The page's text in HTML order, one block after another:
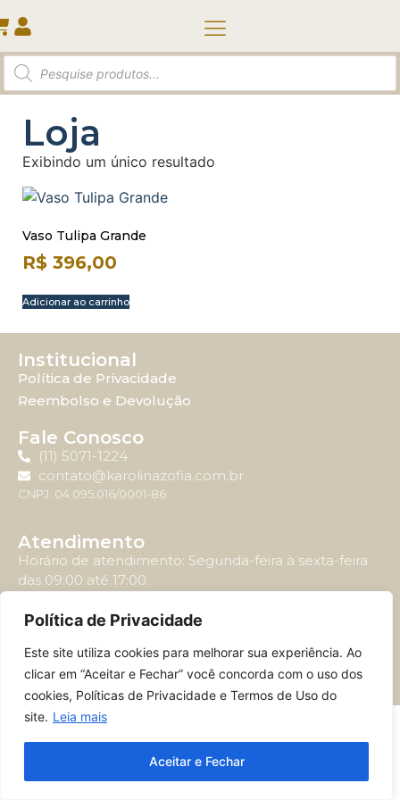
Política de Privacidade
Este site utiliza cookies para melhorar sua experiência. Ao
clicar em “Aceitar e Fechar” você concorda com o uso dos
cookies, Políticas de Privacidade e Termos de Uso do
site. Leia mais
Aceitar e Fechar
Loja
Exibindo um único resultado
Vaso Tulipa Grande
R$ 396,00
Adicionar ao carrinho
Institucional
Política de Privacidade
Reembolso e Devolução
Fale Conosco
(11) 5071-1224
contato@karolinazofia.com.br
CNPJ: 04.095.016/0001-86
Atendimento
Horário de atendimento: Segunda-feira à sexta-feira
das 09:00 até 17:00.
© 2024 – MERCSWISS BRASIL JARDINS E EDITORA LTDA – 04.095.016/0001-
86